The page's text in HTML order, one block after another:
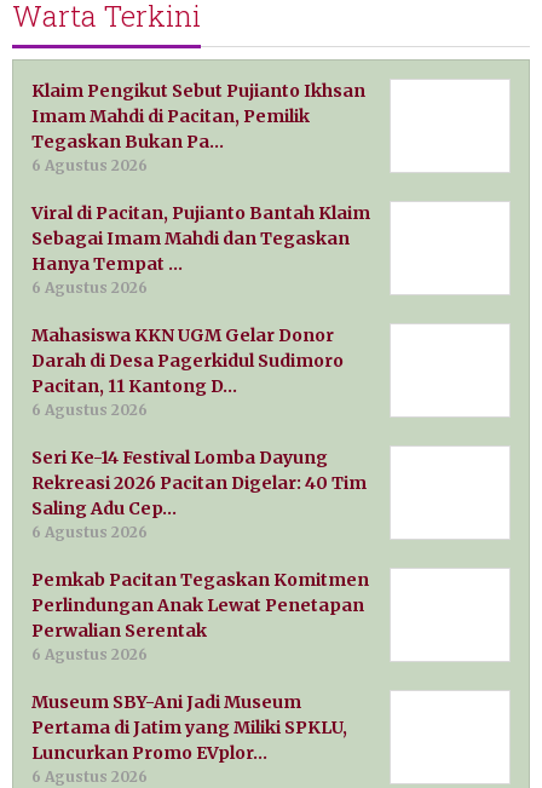
Warta Terkini
Klaim Pengikut Sebut Pujianto Ikhsan
Imam Mahdi di Pacitan, Pemilik
Tegaskan Bukan Pa…
6 Agustus 2026
Viral di Pacitan, Pujianto Bantah Klaim
Sebagai Imam Mahdi dan Tegaskan
Hanya Tempat …
6 Agustus 2026
Mahasiswa KKN UGM Gelar Donor
Darah di Desa Pagerkidul Sudimoro
Pacitan, 11 Kantong D…
6 Agustus 2026
Seri Ke-14 Festival Lomba Dayung
Rekreasi 2026 Pacitan Digelar: 40 Tim
Saling Adu Cep…
6 Agustus 2026
Pemkab Pacitan Tegaskan Komitmen
Perlindungan Anak Lewat Penetapan
Perwalian Serentak
6 Agustus 2026
Museum SBY-Ani Jadi Museum
Pertama di Jatim yang Miliki SPKLU,
Luncurkan Promo EVplor…
6 Agustus 2026